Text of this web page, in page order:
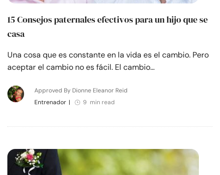
15 Consejos paternales efectivos para un hijo que se
casa
Una cosa que es constante en la vida es el cambio. Pero
aceptar el cambio no es fácil. El cambio…
Approved By Dionne Eleanor Reid
Entrenador | 9 min read